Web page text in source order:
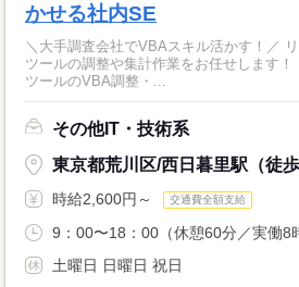
かせる社内SE
＼大手調査会社でVBAスキル活かす！／
ツールの調整や集計作業をお任せします！ 【業務内容詳細】 ▼既存
ツールのVBA調整・...
その他IT・技術系
東京都荒川区/西日暮里駅（徒歩
時給2,600円～ 交通費全額支給
9：00〜18：00（休憩60分／実働8
土曜日 日曜日 祝日